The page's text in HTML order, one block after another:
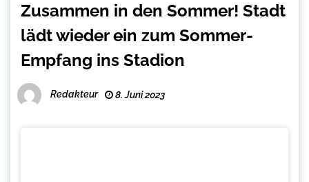
Zusammen in den Sommer! Stadt
lädt wieder ein zum Sommer-
Empfang ins Stadion
Redakteur 8. Juni 2023